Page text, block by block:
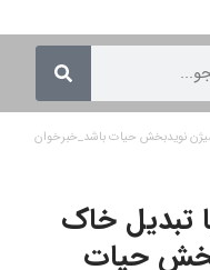
نویدبخش حیات باشد_خبرخوان
تبدیل خاک
حیات